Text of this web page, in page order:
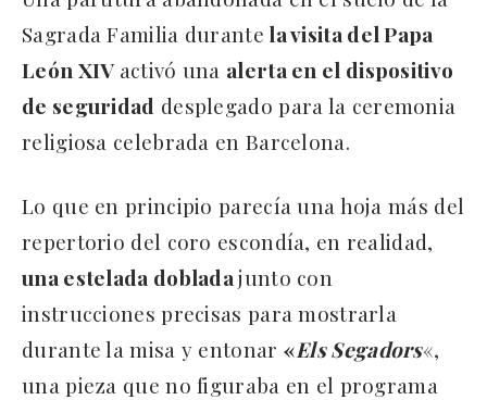
Sagrada Familia durante la visita del Papa
León XIV activó una alerta en el dispositivo
de seguridad desplegado para la ceremonia
religiosa celebrada en Barcelona.
Lo que en principio parecía una hoja más del
repertorio del coro escondía, en realidad,
una estelada dobladajunto con
instrucciones precisas para mostrarla
durante la misa y entonar «Els Segadors«,
una pieza que no figuraba en el programa